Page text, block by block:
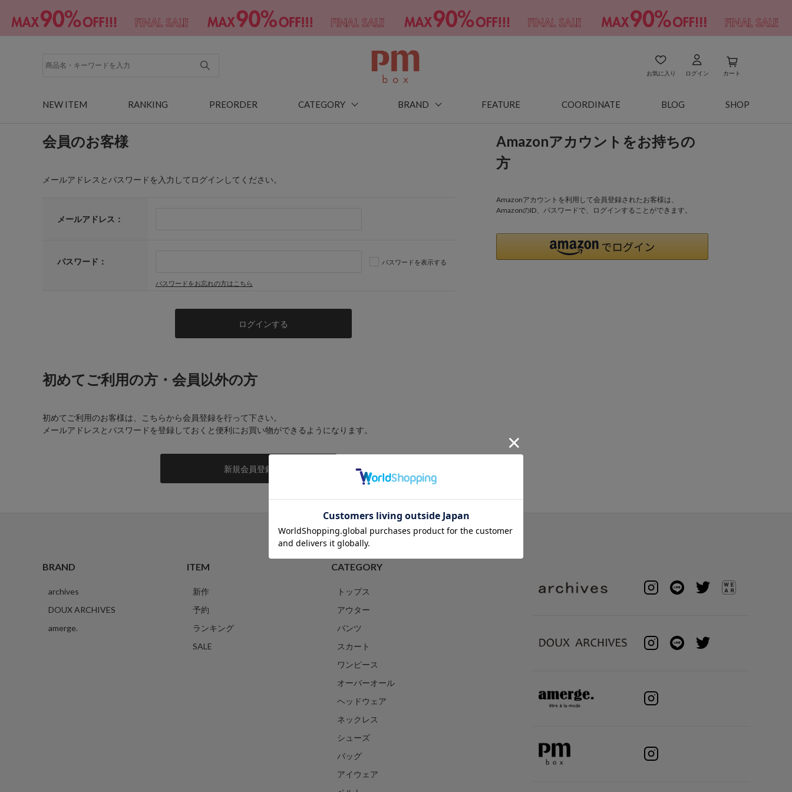
お気に入り ログイン カート
NEW ITEM RANKING PREORDER CATEGORY BRAND FEATURE COORDINATE BLOG SHOP
会員のお客様
メールアドレスとパスワードを入力してログインしてください。
メールアドレス：
パスワード： パスワードを表示する
パスワードをお忘れの方はこちら
Amazonアカウントをお持ちの
方
Amazonアカウントを利用して会員登録されたお客様は、
AmazonのID、パスワードで、ログインすることができます。
初めてご利用の方・会員以外の方
初めてご利用のお客様は、こちらから会員登録を行って下さい。
メールアドレスとパスワードを登録しておくと便利にお買い物ができるようになります。
BRAND
archives
DOUX ARCHIVES
amerge.
ITEM
新作
予約
ランキング
SALE
CATEGORY
トップス
アウター
パンツ
スカート
ワンピース
オーバーオール
ヘッドウェア
ネックレス
シューズ
バッグ
アイウェア